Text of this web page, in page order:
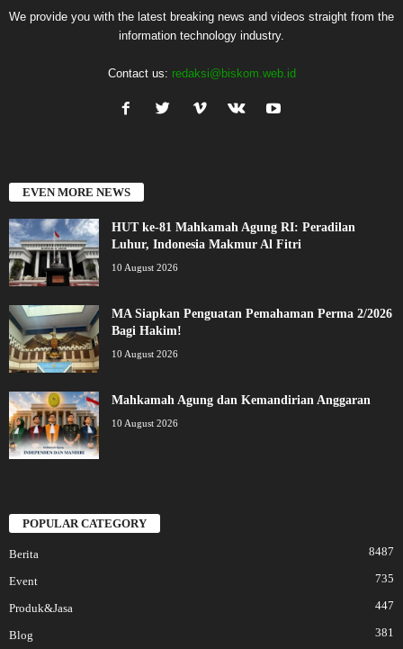
We provide you with the latest breaking news and videos straight from the
information technology industry.
Contact us: redaksi@biskom.web.id
EVEN MORE NEWS
HUT ke-81 Mahkamah Agung RI: Peradilan
Luhur, Indonesia Makmur Al Fitri
10 August 2026
MA Siapkan Penguatan Pemahaman Perma 2/2026
Bagi Hakim!
10 August 2026
Mahkamah Agung dan Kemandirian Anggaran
10 August 2026
POPULAR CATEGORY
Berita 8487
Event 735
Produk&Jasa 447
Blog 381